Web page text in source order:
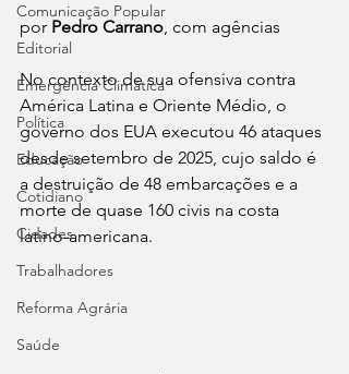
Comunicação Popular
Editorial
Emergência Climática
Política
Educação
Cotidiano
Cidades
Trabalhadores
Reforma Agrária
Saúde
por Pedro Carrano, com agências
No contexto de sua ofensiva contra
América Latina e Oriente Médio, o
governo dos EUA executou 46 ataques
desde setembro de 2025, cujo saldo é
a destruição de 48 embarcações e a
morte de quase 160 civis na costa
latino-americana.